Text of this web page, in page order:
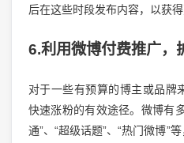
后在这些时段发布内容，以获得
6.利用微博付费推广，
对于一些有预算的博主或品牌
快速涨粉的有效途径。微博有
通”、“超级话题”、“热门微博”